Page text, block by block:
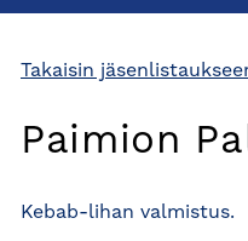
Takaisin
Paimion
Kebab-lihan valmistus.